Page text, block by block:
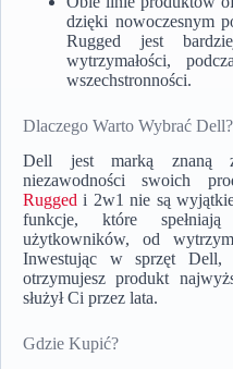
dzięki nowoczesnym
Rugged jest
wytrzymałości,
wszechstronności.
Dlaczego Warto Wybrać Dell?
Dell jest marką znaną
niezawodności swoich
Rugged i 2w1 nie są
funkcje, które spełniają
użytkowników, od
Inwestując w sprzęt Dell,
otrzymujesz produkt
służył Ci przez lata.
Gdzie Kupić?